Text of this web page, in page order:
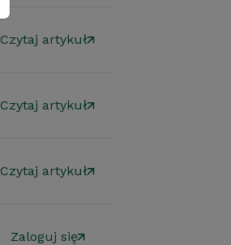
Czytaj artykuł
Czytaj artykuł
Czytaj artykuł
Zaloguj się